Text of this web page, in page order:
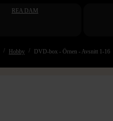
REA DAM
Hobby DVD-box - Örnen - Avsnitt 1-16